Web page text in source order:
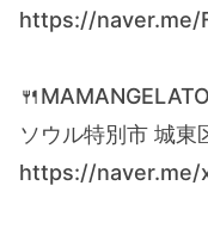
https://naver.me/
ソウル特別市 城
https://naver.me/